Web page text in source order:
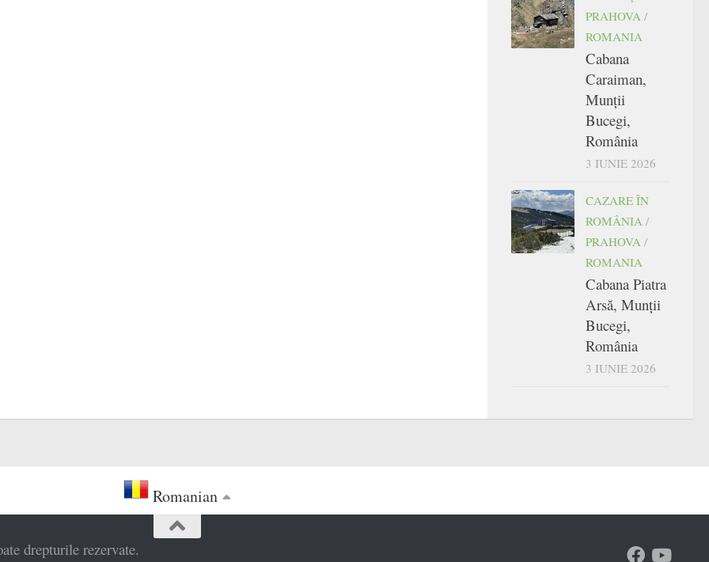
PRAHOVA /
ROMANIA
Cabana
Caraiman,
Munții
Bucegi,
România
3 IUNIE 2026
CAZARE ÎN
ROMÂNIA /
PRAHOVA /
ROMANIA
Cabana Piatra
Arsă, Munții
Bucegi,
România
3 IUNIE 2026
Romanian
drepturile rezervate.